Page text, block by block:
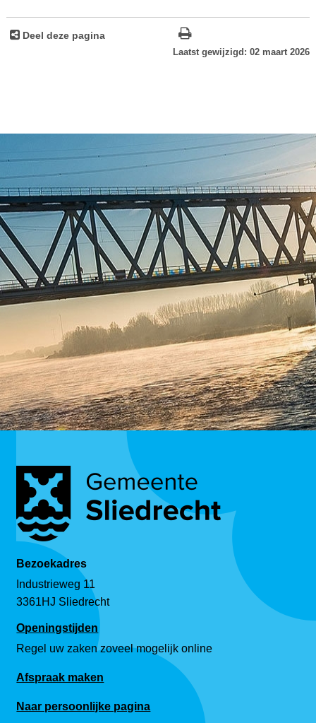
Deel deze pagina
Laatst gewijzigd: 02 maart 2026
Bezoekadres
Industrieweg 11
3361HJ Sliedrecht
Openingstijden
Regel uw zaken zoveel mogelijk online
Afspraak maken
Naar persoonlijke pagina